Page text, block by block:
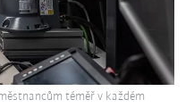
téměř v každém